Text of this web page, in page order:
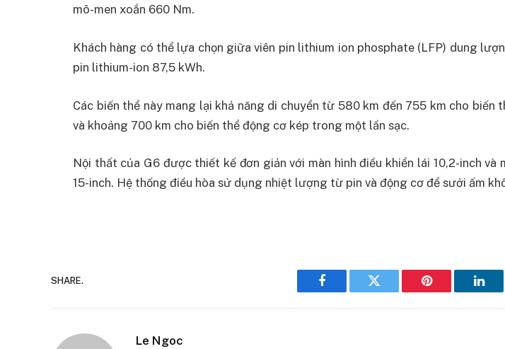
mô-men xoắn 660 Nm.
Khách hàng có thể lựa chọn giữa viên pin lithium ion phosphate (LFP) dung
pin lithium-ion 87,5 kWh.
Các biến thể này mang lại khả năng di chuyển từ 580 km đến 755 km cho biến
và khoảng 700 km cho biến thể động cơ kép trong một lần sạc.
Nội thất của G6 được thiết kế đơn giản với màn hình điều khiển lái 10,2-inch và
15-inch. Hệ thống điều hòa sử dụng nhiệt lượng từ pin và động cơ để sưởi ấm
SHARE.
Facebook Twitter Pinterest
Le Ngoc